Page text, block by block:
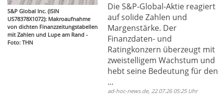
S&P Global Inc. (ISIN
US78378X1072): Makroaufnahme
von dichten Finanzzeitungstabellen
mit Zahlen und Lupe am Rand -
Foto: THN
Die S&P-Global-Aktie reagiert
auf solide Zahlen und
Margenstärke. Der
Finanzdaten- und
Ratingkonzern überzeugt mit
zweistelligem Wachstum und
hebt seine Bedeutung für den
...
ad-hoc-news.de, 22.07.26 05:25 Uhr